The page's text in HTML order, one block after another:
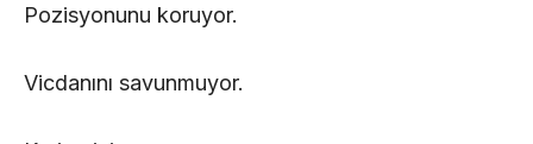
Pozisyonunu koruyor.
Vicdanını savunmuyor.